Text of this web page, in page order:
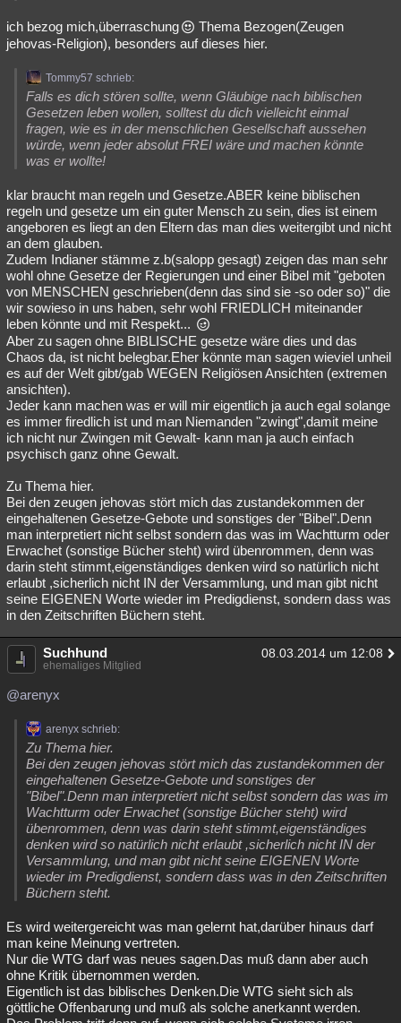
ich bezog mich,überraschung
Thema Bezogen(Zeugen
jehovas-Religion), besonders auf dieses hier.
Tommy57 schrieb:
Falls es dich stören sollte, wenn Gläubige nach biblischen
Gesetzen leben wollen, solltest du dich vielleicht einmal
fragen, wie es in der menschlichen Gesellschaft aussehen
würde, wenn jeder absolut FREI wäre und machen könnte
was er wollte!
klar braucht man regeln und Gesetze.ABER keine biblischen
regeln und gesetze um ein guter Mensch zu sein, dies ist einem
angeboren es liegt an den Eltern das man dies weitergibt und nicht
an dem glauben.
Zudem Indianer stämme z.b(salopp gesagt) zeigen das man sehr
wohl ohne Gesetze der Regierungen und einer Bibel mit "geboten
von MENSCHEN geschrieben(denn das sind sie -so oder so)" die
wir sowieso in uns haben, sehr wohl FRIEDLICH miteinander
leben könnte und mit Respekt...
Aber zu sagen ohne BIBLISCHE gesetze wäre dies und das
Chaos da, ist nicht belegbar.Eher könnte man sagen wieviel unheil
es auf der Welt gibt/gab WEGEN Religiösen Ansichten (extremen
ansichten).
Jeder kann machen was er will mir eigentlich ja auch egal solange
es immer firedlich ist und man Niemanden "zwingt",damit meine
ich nicht nur Zwingen mit Gewalt- kann man ja auch einfach
psychisch ganz ohne Gewalt.
Zu Thema hier.
Bei den zeugen jehovas stört mich das zustandekommen der
eingehaltenen Gesetze-Gebote und sonstiges der "Bibel".Denn
man interpretiert nicht selbst sondern das was im Wachtturm oder
Erwachet (sonstige Bücher steht) wird übenrommen, denn was
darin steht stimmt,eigenständiges denken wird so natürlich nicht
erlaubt ,sicherlich nicht IN der Versammlung, und man gibt nicht
seine EIGENEN Worte wieder im Predigdienst, sondern dass was
in den Zeitschriften Büchern steht.
Suchhund 08.03.2014 um 12:08
ehemaliges Mitglied
@arenyx
arenyx schrieb:
Zu Thema hier.
Bei den zeugen jehovas stört mich das zustandekommen der
eingehaltenen Gesetze-Gebote und sonstiges der
"Bibel".Denn man interpretiert nicht selbst sondern das was im
Wachtturm oder Erwachet (sonstige Bücher steht) wird
übenrommen, denn was darin steht stimmt,eigenständiges
denken wird so natürlich nicht erlaubt ,sicherlich nicht IN der
Versammlung, und man gibt nicht seine EIGENEN Worte
wieder im Predigdienst, sondern dass was in den Zeitschriften
Büchern steht.
Es wird weitergereicht was man gelernt hat,darüber hinaus darf
man keine Meinung vertreten.
Nur die WTG darf was neues sagen.Das muß dann aber auch
ohne Kritik übernommen werden.
Eigentlich ist das biblisches Denken.Die WTG sieht sich als
göttliche Offenbarung und muß als solche anerkannt werden.